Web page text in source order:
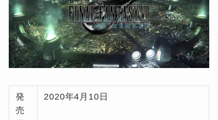
発
売
2020年4月10日